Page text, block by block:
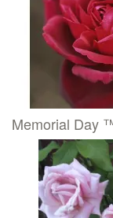
Memorial Day